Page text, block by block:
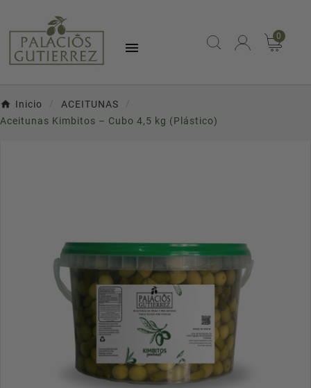

0
Inicio
ACEITUNAS
Aceitunas Kimbitos – Cubo 4,5 kg (Plástico)